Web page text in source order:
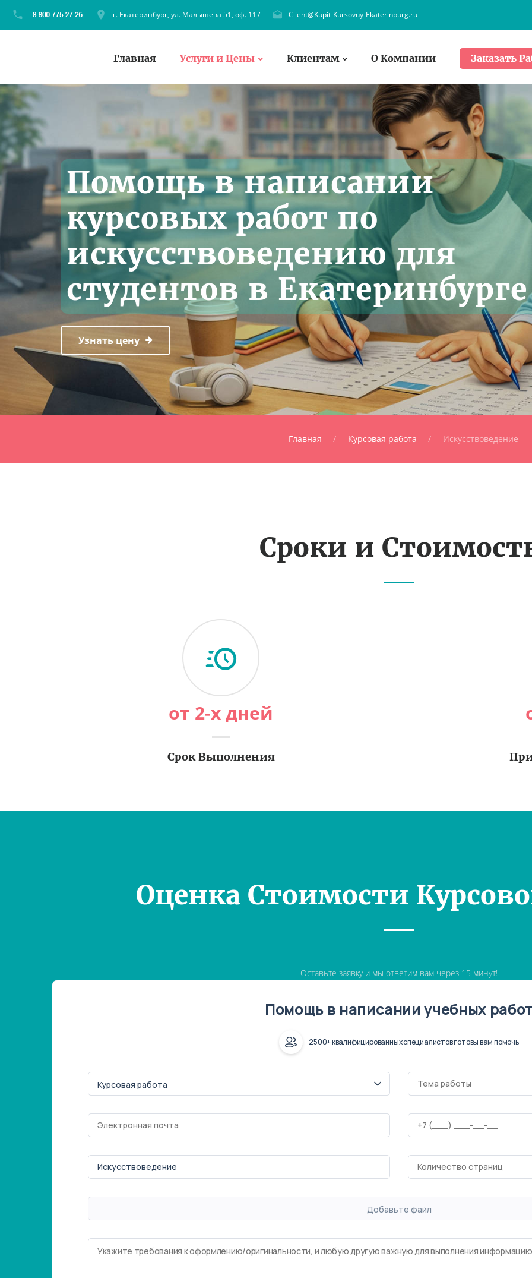
г. Екатеринбург, ул. Малышева 51, оф. 117 Client@Kupit-Kursovuy-Ekaterinburg.ru
Главная Услуги и Цены Клиентам О Компании Заказать
Помощь в написании
курсовых работ по
искусствоведению для
студентов в Екатеринбурге
Узнать цену
Главная Курсовая работа Искусствоведение
Сроки и
от 2-х дней
Срок Выполнения
Оценка Стоимости
Оставьте заявку и мы ответим вам через 15 минут!
Помощь в написании учебных
2500+ квалифицированных специалистов готовы вам помочь
Добавьте файл